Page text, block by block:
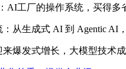
工厂的操作系统，买得多
生成式 AI 到 Agentic AI，
发式增长，大模型技术成